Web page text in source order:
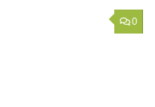
0